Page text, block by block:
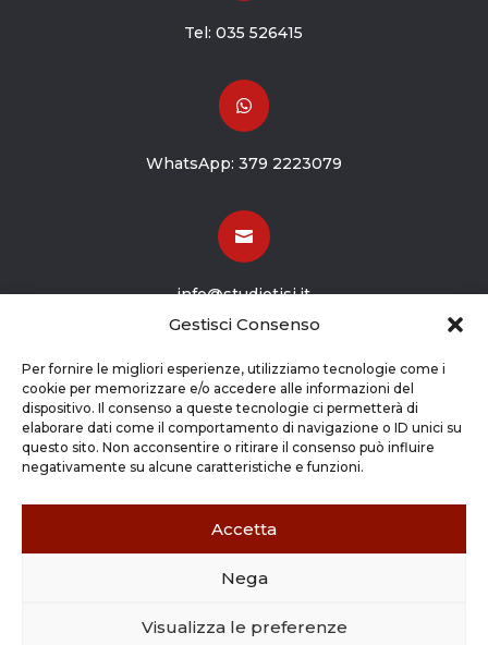
Gestisci Consenso
Per fornire le migliori esperienze, utilizziamo tecnologie come i
cookie per memorizzare e/o accedere alle informazioni del
dispositivo. Il consenso a queste tecnologie ci permetterà di
elaborare dati come il comportamento di navigazione o ID unici su
questo sito. Non acconsentire o ritirare il consenso può influire
negativamente su alcune caratteristiche e funzioni.
Accetta
Nega
Visualizza le preferenze
Tel:035 526415

WhatsApp: 379 2223079

info@studiotisi.it

Viale Europa 8
Grassobbio BG (24050)
Copyright © 2026 STUDIO TISI SRL –
03263800165 |Credits| Cookie Policy